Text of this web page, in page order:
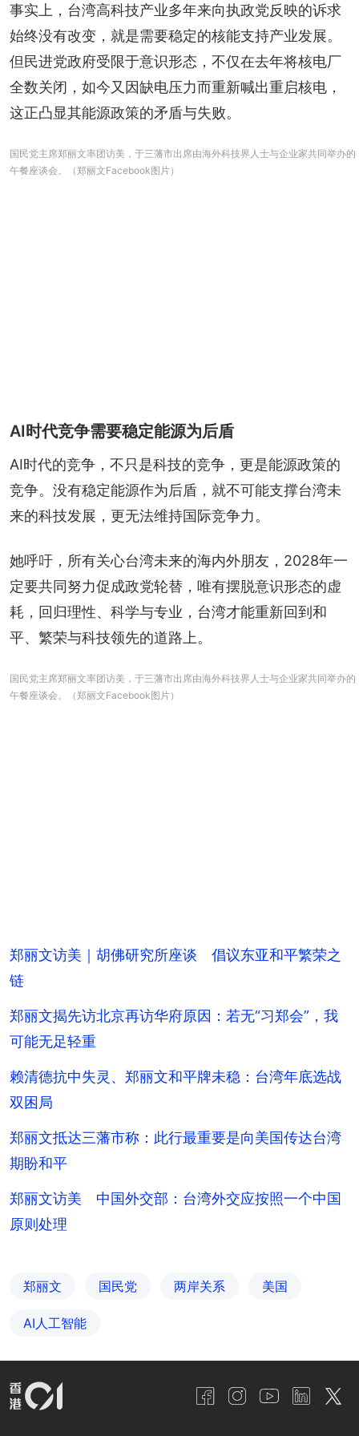
事实上，台湾高科技产业多年来向执政党反映的诉求
始终没有改变，就是需要稳定的核能支持产业发展。
但民进党政府受限于意识形态，不仅在去年将核电厂
全数关闭，如今又因缺电压力而重新喊出重启核电，
这正凸显其能源政策的矛盾与失败。
国民党主席郑丽文率团访美，于三藩市出席由海外科技界人士与企业家共同举办的
午餐座谈会。（郑丽文Facebook图片）
AI时代竞争需要稳定能源为后盾
AI时代的竞争，不只是科技的竞争，更是能源政策的
竞争。没有稳定能源作为后盾，就不可能支撑台湾未
来的科技发展，更无法维持国际竞争力。
她呼吁，所有关心台湾未来的海内外朋友，2028年一
定要共同努力促成政党轮替，唯有摆脱意识形态的虚
耗，回归理性、科学与专业，台湾才能重新回到和
平、繁荣与科技领先的道路上。
国民党主席郑丽文率团访美，于三藩市出席由海外科技界人士与企业家共同举办的
午餐座谈会。（郑丽文Facebook图片）
郑丽文访美｜胡佛研究所座谈 倡议东亚和平繁荣之
链
郑丽文揭先访北京再访华府原因：若无“习郑会”，我
可能无足轻重
赖清德抗中失灵、郑丽文和平牌未稳：台湾年底选战
双困局
郑丽文抵达三藩市称：此行最重要是向美国传达台湾
期盼和平
郑丽文访美 中国外交部：台湾外交应按照一个中国
原则处理
郑丽文 国民党 两岸关系 美国
AI人工智能